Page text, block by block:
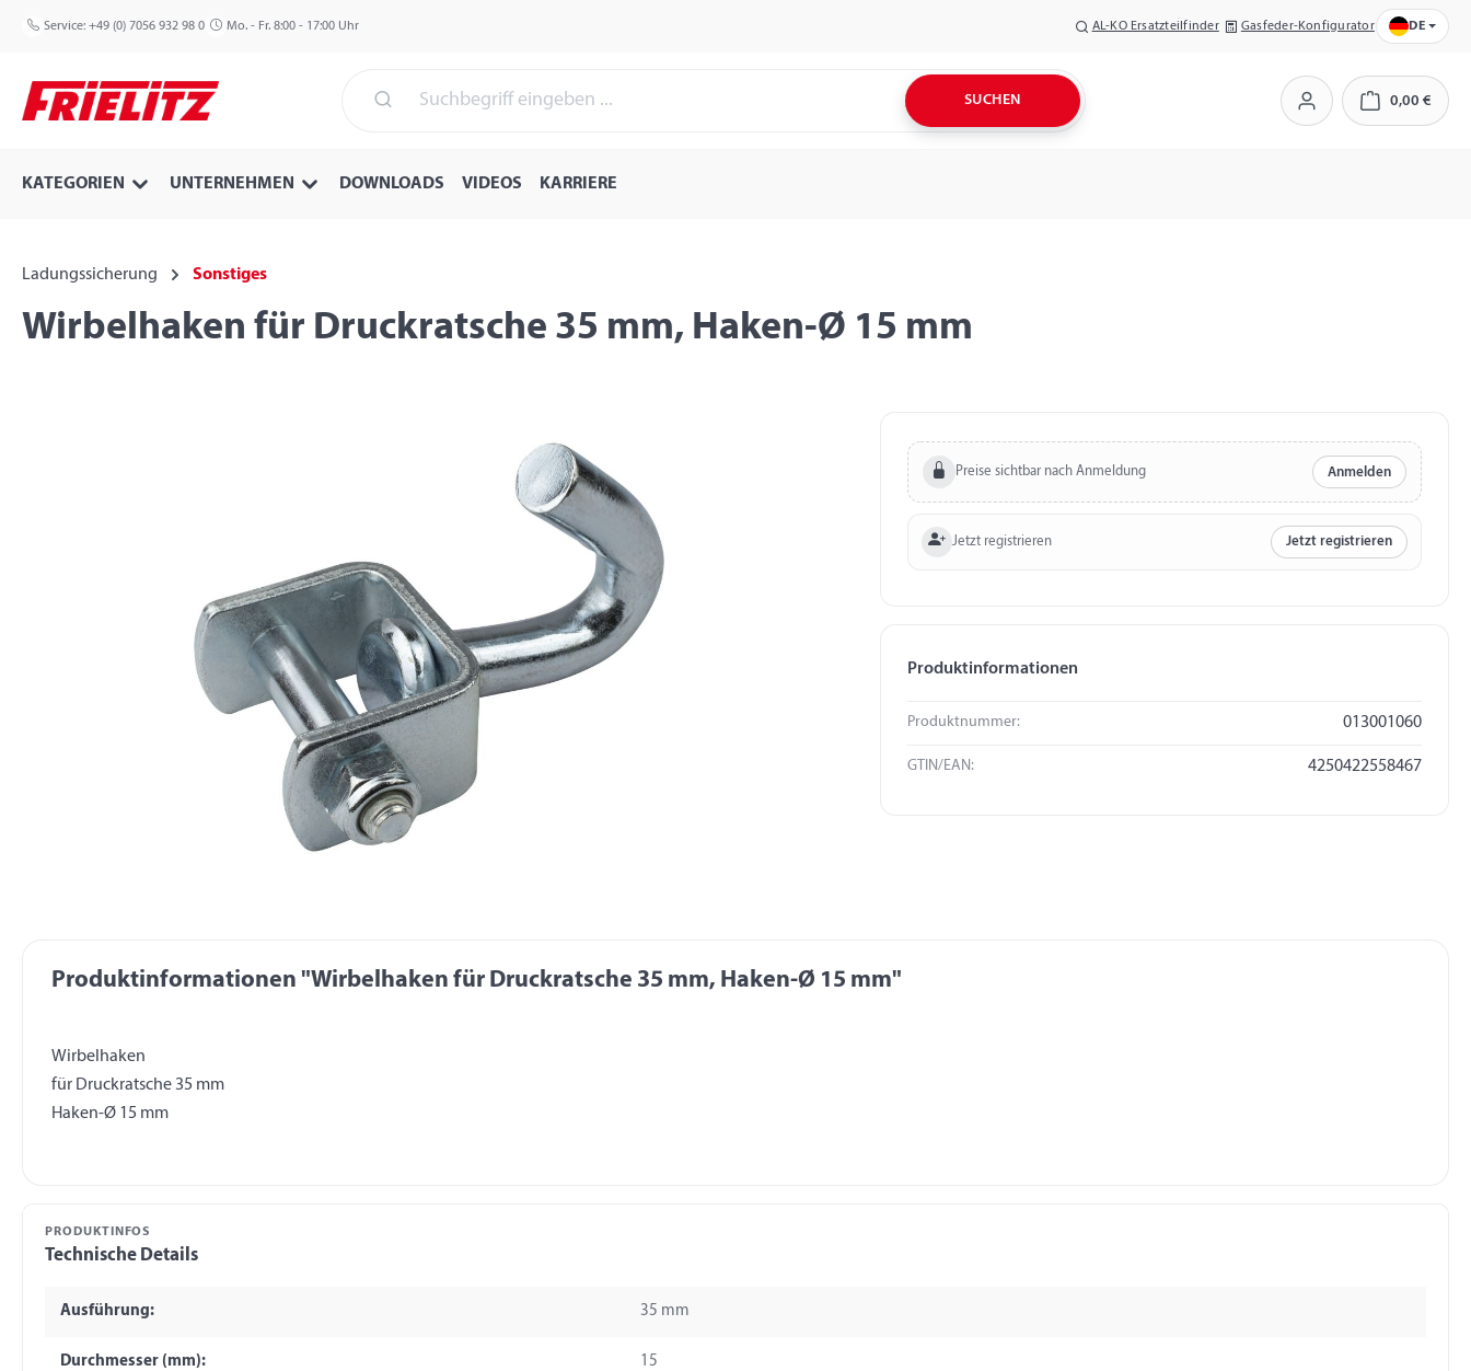
Hauptinhalt springen
Zur Suche springen
Zur Hauptnavigation springen
Service: +49 (0) 7056 932 98 0 Mo. - Fr. 8:00 - 17:00 Uhr AL-KO Ersatzteilfinder Gasfeder-Konfigurator DE
SUCHEN 0,00 €
KATEGORIEN UNTERNEHMEN DOWNLOADS VIDEOS KARRIERE
Ladungssicherung Sonstiges
Wirbelhaken für Druckratsche 35 mm, Haken-Ø 15 mm
Preise sichtbar nach Anmeldung Anmelden
Jetzt registrieren Jetzt registrieren
Produktinformationen
Produktnummer: 013001060
GTIN/EAN: 4250422558467
Produktinformationen "Wirbelhaken für Druckratsche 35 mm, Haken-Ø 15 mm"
Wirbelhaken
für Druckratsche 35 mm
Haken-Ø 15 mm
PRODUKTINFOS
Technische Details
Ausführung: 35 mm
Durchmesser (mm): 15